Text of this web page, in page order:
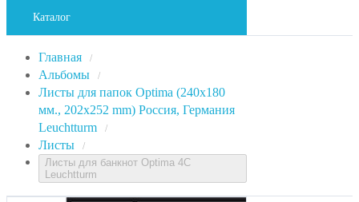
Каталог
Главная /
Альбомы /
Листы для папок Optima (240x180
мм., 202x252 mm) Россия, Германия
Leuchtturm
/
Листы /
Листы для банкнот Optima 4С
Leuchtturm